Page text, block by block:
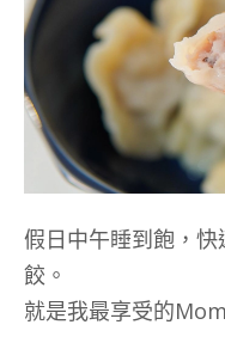
假日中午睡到飽，
餃。
就是我最享受的